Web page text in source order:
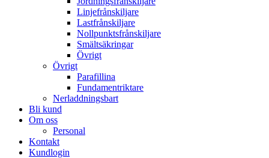
Linjefrånskiljare
Lastfrånskiljare
Nollpunktsfrånskiljare
Smältsäkringar
Övrigt
Övrigt
Parafillina
Fundamentriktare
Nerladdningsbart
Bli kund
Om oss
Personal
Kontakt
Kundlogin